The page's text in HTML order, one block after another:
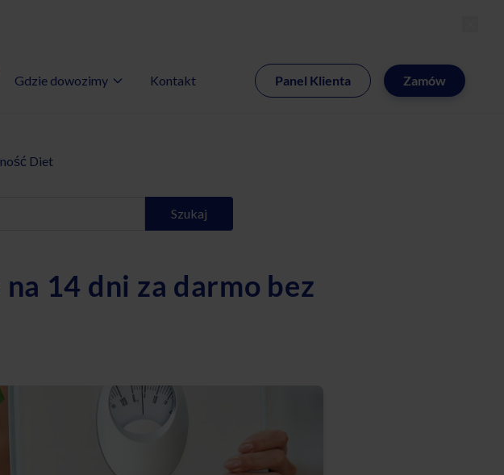
Gotowe programy diet
Gdzie dowozimy Kontakt Panel Klienta Zamów
Diet
Szukaj
14 dni za darmo bez